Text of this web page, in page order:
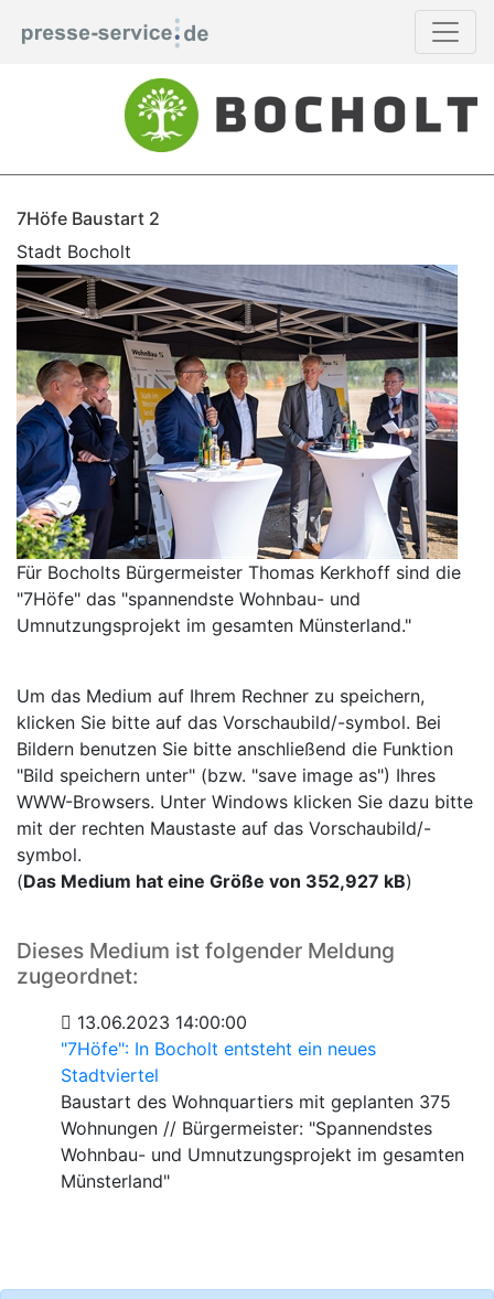
7Höfe Baustart 2
Stadt Bocholt
Für Bocholts Bürgermeister Thomas Kerkhoff sind die
"7Höfe" das "spannendste Wohnbau- und
Umnutzungsprojekt im gesamten Münsterland."
Um das Medium auf Ihrem Rechner zu speichern,
klicken Sie bitte auf das Vorschaubild/-symbol. Bei
Bildern benutzen Sie bitte anschließend die Funktion
"Bild speichern unter" (bzw. "save image as") Ihres
WWW-Browsers. Unter Windows klicken Sie dazu bitte
mit der rechten Maustaste auf das Vorschaubild/-
symbol.
(Das Medium hat eine Größe von 352,927 kB)
Dieses Medium ist folgender Meldung
zugeordnet:
13.06.2023 14:00:00
"7Höfe": In Bocholt entsteht ein neues
Stadtviertel
Baustart des Wohnquartiers mit geplanten 375
Wohnungen // Bürgermeister: "Spannendstes
Wohnbau- und Umnutzungsprojekt im gesamten
Münsterland"